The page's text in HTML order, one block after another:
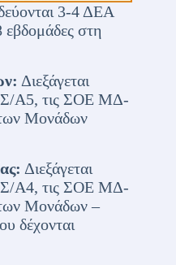
3-4 ΔΕΑ
στη
Διεξάγεται
Α5, τις ΣΟΕ ΜΔ-
Μονάδων
Διεξάγεται
Α4, τις ΣΟΕ ΜΔ-
Μονάδων –
δέχονται